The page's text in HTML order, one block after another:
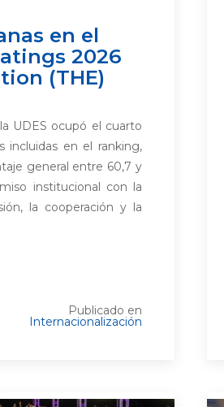
en el
2026
(THE)
UDES ocupó el cuarto
incluidas en el ranking,
general entre 60,7 y
institucional con la
la cooperación y la
Publicado en
Internacionalización